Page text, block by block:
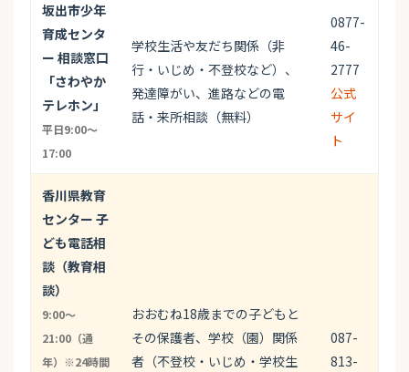
坂出市少年
育成センタ
ー 相談窓口
「さわやか
テレホン」
平日9:00～
17:00
学校生活や友だち関係（非
行・いじめ・不登校など）、
発達障がい、進路などの電
話・来所相談（無料）
0877-
46-
2777
公式
サイ
ト
香川県教育
センター 子
ども電話相
談（教育相
談）
9:00〜
21:00（通
年）※24時間
おおむね18歳までの子どもと
その保護者、学校（園）関係
者（不登校・いじめ・学校生
087-
813-